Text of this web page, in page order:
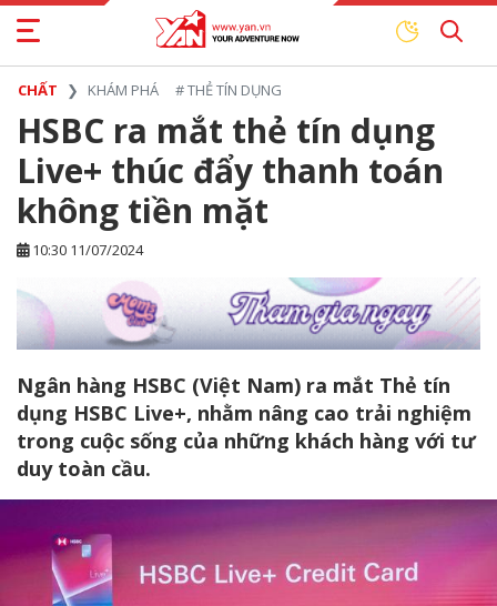
CHẤT KHÁM PHÁ #THẺ TÍN DỤNG
HSBC ra mắt thẻ tín dụng
Live+ thúc đẩy thanh toán
không tiền mặt
10:30 11/07/2024
Ngân hàng HSBC (Việt Nam) ra mắt Thẻ tín
dụng HSBC Live+, nhằm nâng cao trải nghiệm
trong cuộc sống của những khách hàng với tư
duy toàn cầu.